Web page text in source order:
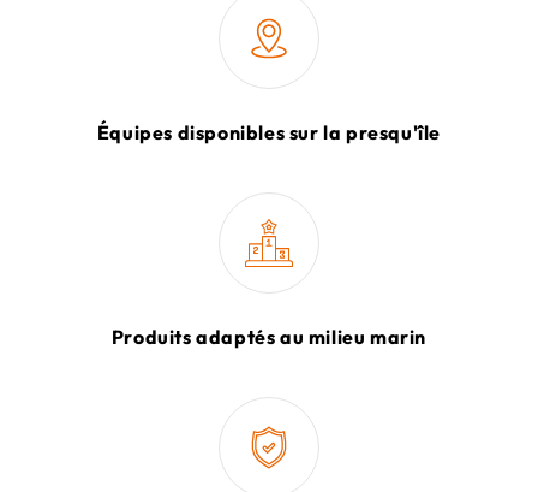
Équipes disponibles sur la presqu'île
Produits adaptés au milieu marin